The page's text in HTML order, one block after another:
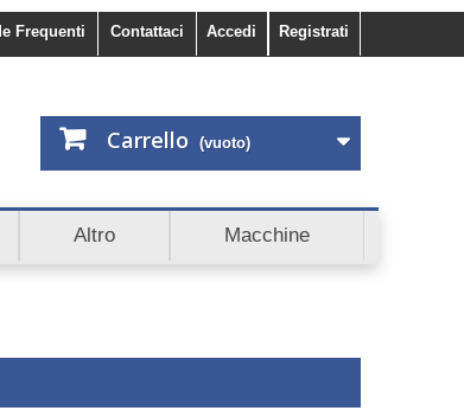
Registrati
Accedi
Contattaci
Frequenti
Carrello (vuoto)
sconto. Scopri anche Cashback e Affiliazioni.
Altro Macchine